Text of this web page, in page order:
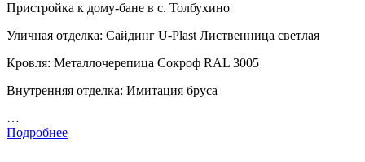
Пристройка к дому-бане в с. Толбухино
Уличная отделка: Сайдинг U-Plast Лиственница светлая
Кровля: Металлочерепица Сокроф RAL 3005
Внутренняя отделка: Имитация бруса
…
Подробнее